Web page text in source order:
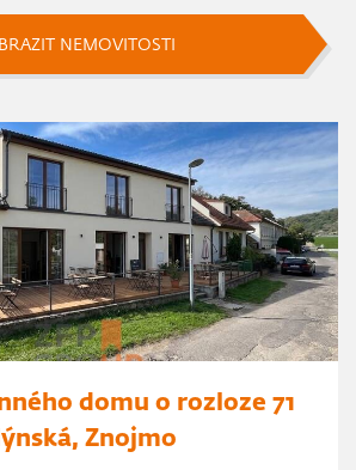
NEMOVITOSTI
domu o rozloze 71
Znojmo